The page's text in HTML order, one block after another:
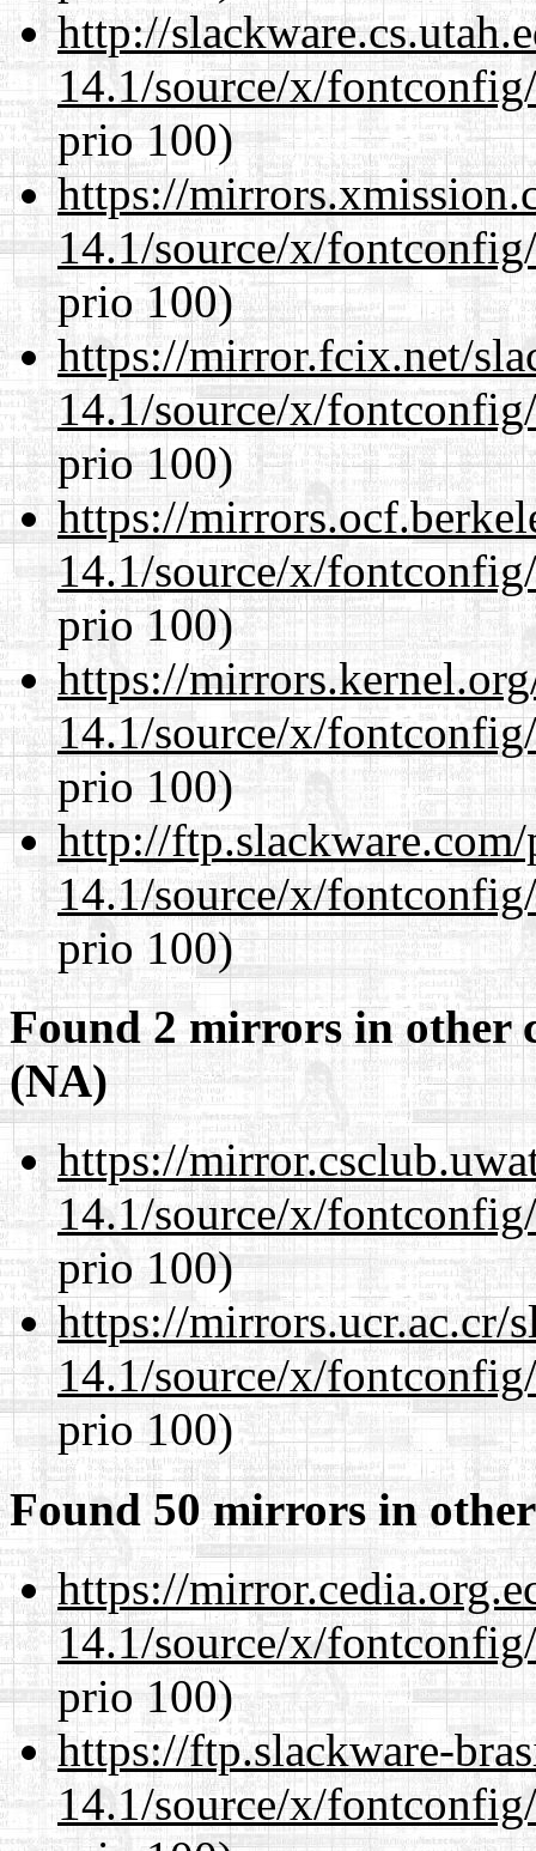
http://
14.1/source/x/
prio 100)
https://
14.1/source/x/
prio 100)
https://mirror.fcix.net/
14.1/source/x/
prio 100)
https://
14.1/source/x/
prio 100)
https://
14.1/source/x/
prio 100)
http://
14.1/source/x/
prio 100)
Found 2 mirrors in other
(NA)
https://
14.1/source/x/
prio 100)
https://mirrors.ucr.ac.cr/
14.1/source/x/
prio 100)
Found 50 mirrors in
https://
14.1/source/x/
prio 100)
https://ftp.slackware-
14.1/source/x/